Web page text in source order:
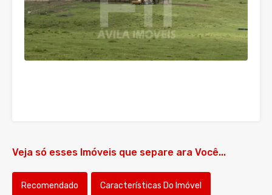
Veja só esses Imóveis que separe ara Você...
Recomendado Características Do Imóvel